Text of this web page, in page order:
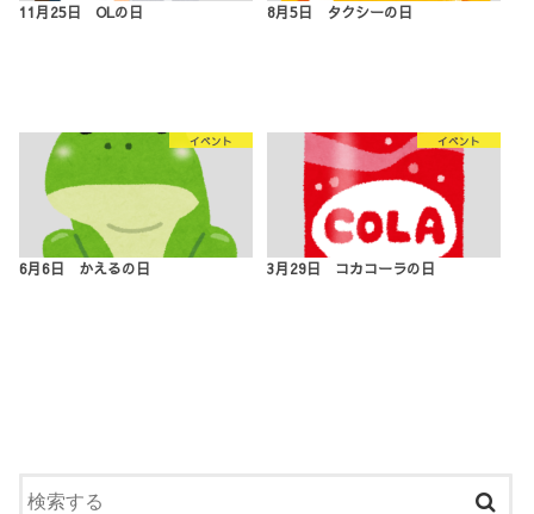
11月25日 OLの日 8月5日 タクシーの日
イベント
6月6日 かえるの日
イベント
3月29日 コカコーラの日